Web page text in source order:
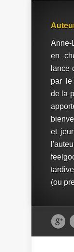
Anne-
en
lance
par le
de la
et
(ou